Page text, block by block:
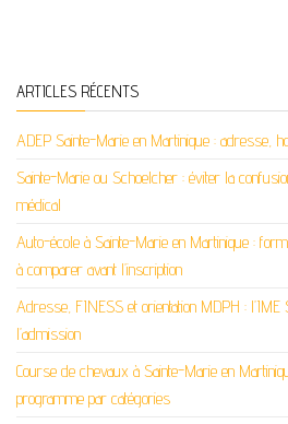
ARTICLES RÉCENTS
ADEP Sainte-Marie en Martinique : adresse,
Sainte-Marie ou Schoelcher : éviter la
médical
Auto-école à Sainte-Marie en Martinique :
à comparer avant l’inscription
Adresse, FINESS et orientation MDPH : l’IME
l’admission
Course de chevaux à Sainte-Marie en
programme par catégories